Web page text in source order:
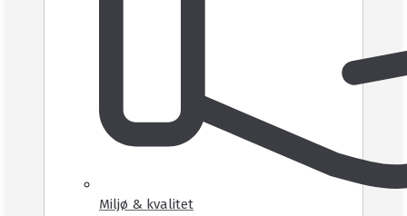
Miljø & kvalitet